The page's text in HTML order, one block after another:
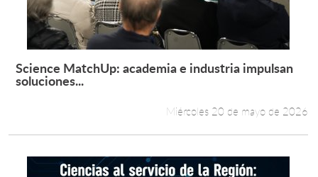
Leer más +
Science MatchUp: academia e industria impulsan
soluciones...
Miércoles 20 de mayo de 2026